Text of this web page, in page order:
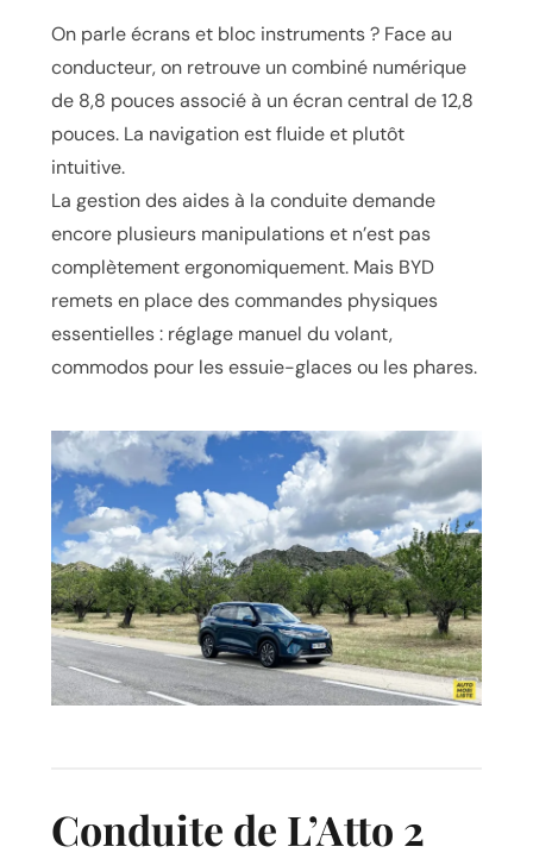
On parle écrans et bloc instruments ? Face au
conducteur, on retrouve un combiné numérique
de 8,8 pouces associé à un écran central de 12,8
pouces. La navigation est fluide et plutôt
intuitive.
La gestion des aides à la conduite demande
encore plusieurs manipulations et n’est pas
complètement ergonomiquement. Mais BYD
remets en place des commandes physiques
essentielles : réglage manuel du volant,
commodos pour les essuie-glaces ou les phares.
Conduite de L’Atto 2